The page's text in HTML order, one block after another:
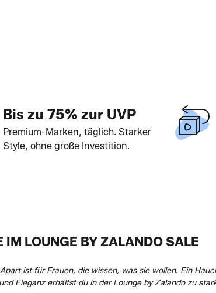
Bis zu 75% zur UVP
Premium-Marken, täglich. Starker
Style, ohne große Investition.
IM LOUNGE BY ZALANDO SALE
ist für Frauen, die wissen, was sie wollen. Ein
Eleganz erhältst du in der Lounge by Zalando zu